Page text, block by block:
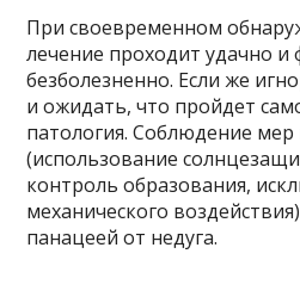
При своевременном
лечение проходит удачно и
безболезненно. Если же
и ожидать, что пройдет
патология. Соблюдение
(использование
контроль образования,
механического
панацеей от недуга.